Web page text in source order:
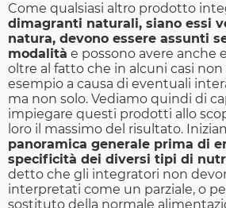
Come qualsiasi altro prodotto
dimagranti naturali, siano essi
natura, devono essere assunti
modalità e possono avere anche
oltre al fatto che in alcuni casi
esempio a causa di eventuali
ma non solo. Vediamo quindi di
impiegare questi prodotti allo
loro il massimo del risultato.
panoramica generale prima di
specificità dei diversi tipi di
detto che gli integratori non
interpretati come un parziale, o
sostituto della normale